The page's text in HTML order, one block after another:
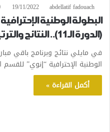
abdellatif fadouach
19/11/2022
البطولة الوطنية
(الدورة الـ11).. النتائج والترتيب
الوطنية الإحترافية “إنوي” للقسم الثاني. –
أكمل القراءة »